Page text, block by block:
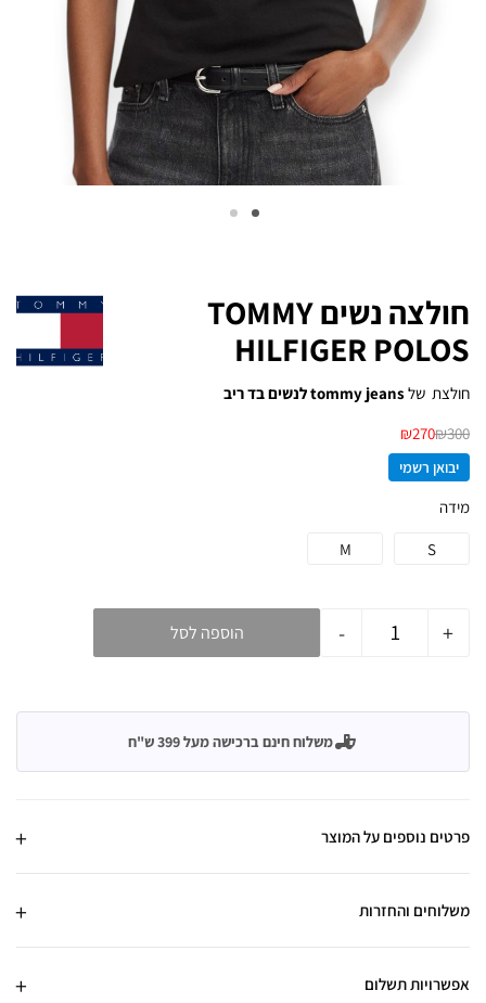
חולצה נשים TOMMY
HILFIGER POLOS
חולצת שלtommy jeans לנשים בד ריב
₪300
₪270
יבואן רשמי
מידה
S
M
- + הוספה לסל
משלוח חינם ברכישה מעל 399 ש"ח
פרטים נוספים על המוצר
משלוחים והחזרות
אפשרויות תשלום